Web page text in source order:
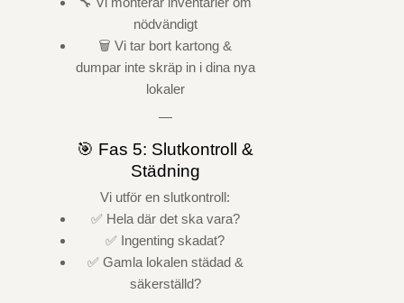
nödvändigt
🗑️ Vi tar bort kartong &
dumpar inte skräp in i dina nya
lokaler
—
🎯 Fas 5: Slutkontroll &
Städning
Vi utför en slutkontroll:
✅ Hela där det ska vara?
✅ Ingenting skadat?
✅ Gamla lokalen städad &
säkerställd?